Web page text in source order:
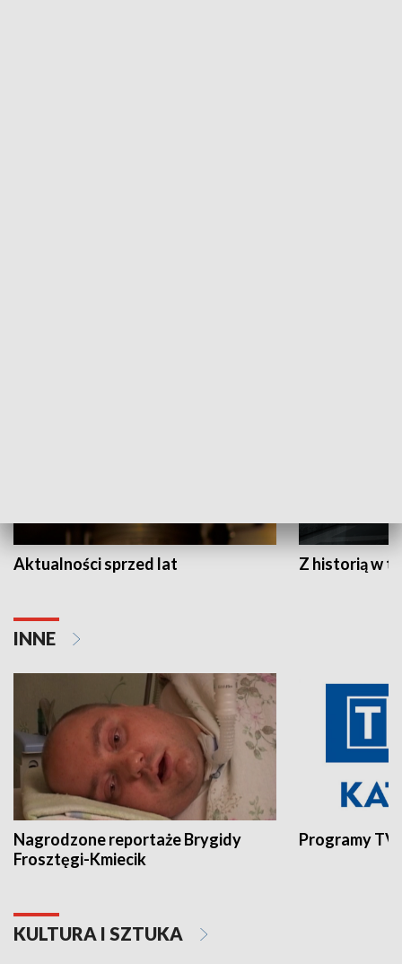
Aktualności sprzed lat Z historią w
INNE
Nagrodzone reportaże Brygidy
Frosztęgi-Kmiecik
Programy
KULTURA I SZTUKA